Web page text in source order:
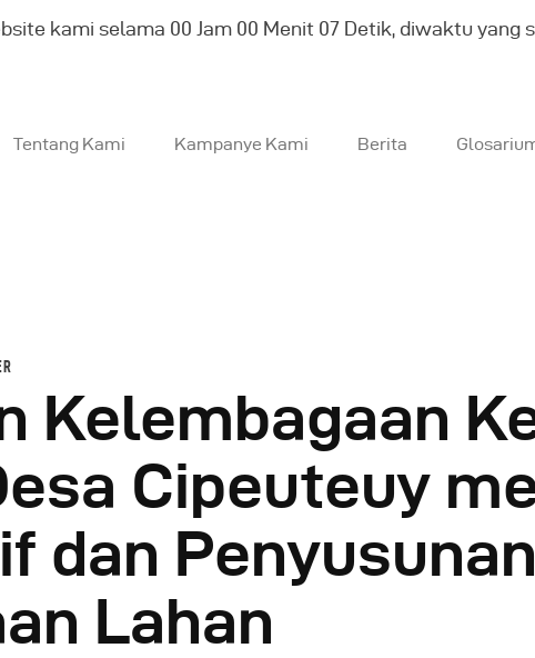
kami selama 00 Jam 00 Menit 09 Detik, diwaktu yang
Tentang Kami Kampanye Kami Berita
Glosarium
Indonesia
Kelembagaan
Cipeuteuy
dan Penyusunan
Lahan